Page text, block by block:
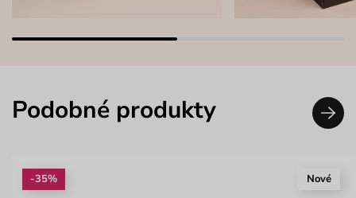
Podobné produkty
-35% Nové